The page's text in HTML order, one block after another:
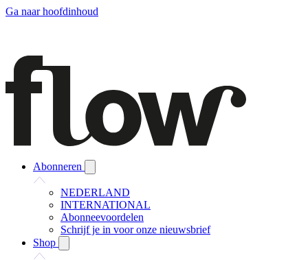
Ga naar hoofdinhoud
Abonneren
NEDERLAND
INTERNATIONAL
Abonneevoordelen
Schrijf je in voor onze nieuwsbrief
Shop